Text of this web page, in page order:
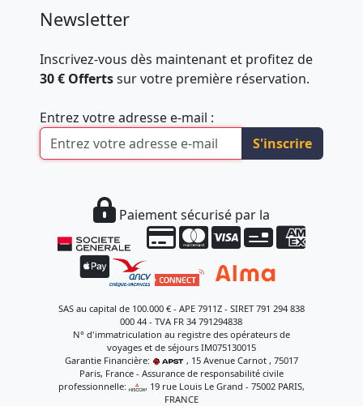
Newsletter
Inscrivez-vous dès maintenant et profitez de
30 € Offertssur votre première réservation.
Entrez votre adresse e-mail :
S'inscrire
Paiement sécurisé par la
SAS au capital de 100.000 € - APE 7911Z - SIRET 791 294 838
000 44 - TVA FR 34 791294838
N° d'immatriculation au registre des opérateurs de
voyages et de séjours IM075130015
Garantie Financière:
, 15 Avenue Carnot , 75017
Paris, France - Assurance de responsabilité civile
professionnelle:
, 19 rue Louis Le Grand - 75002 PARIS,
FRANCE